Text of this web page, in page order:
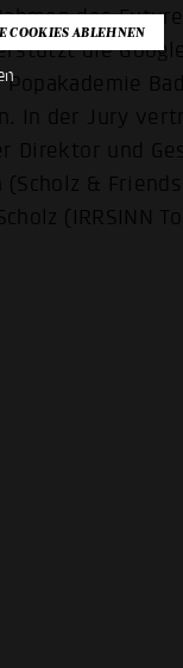
des
die
In der Jury
Direktor und
&
(IRRSINN